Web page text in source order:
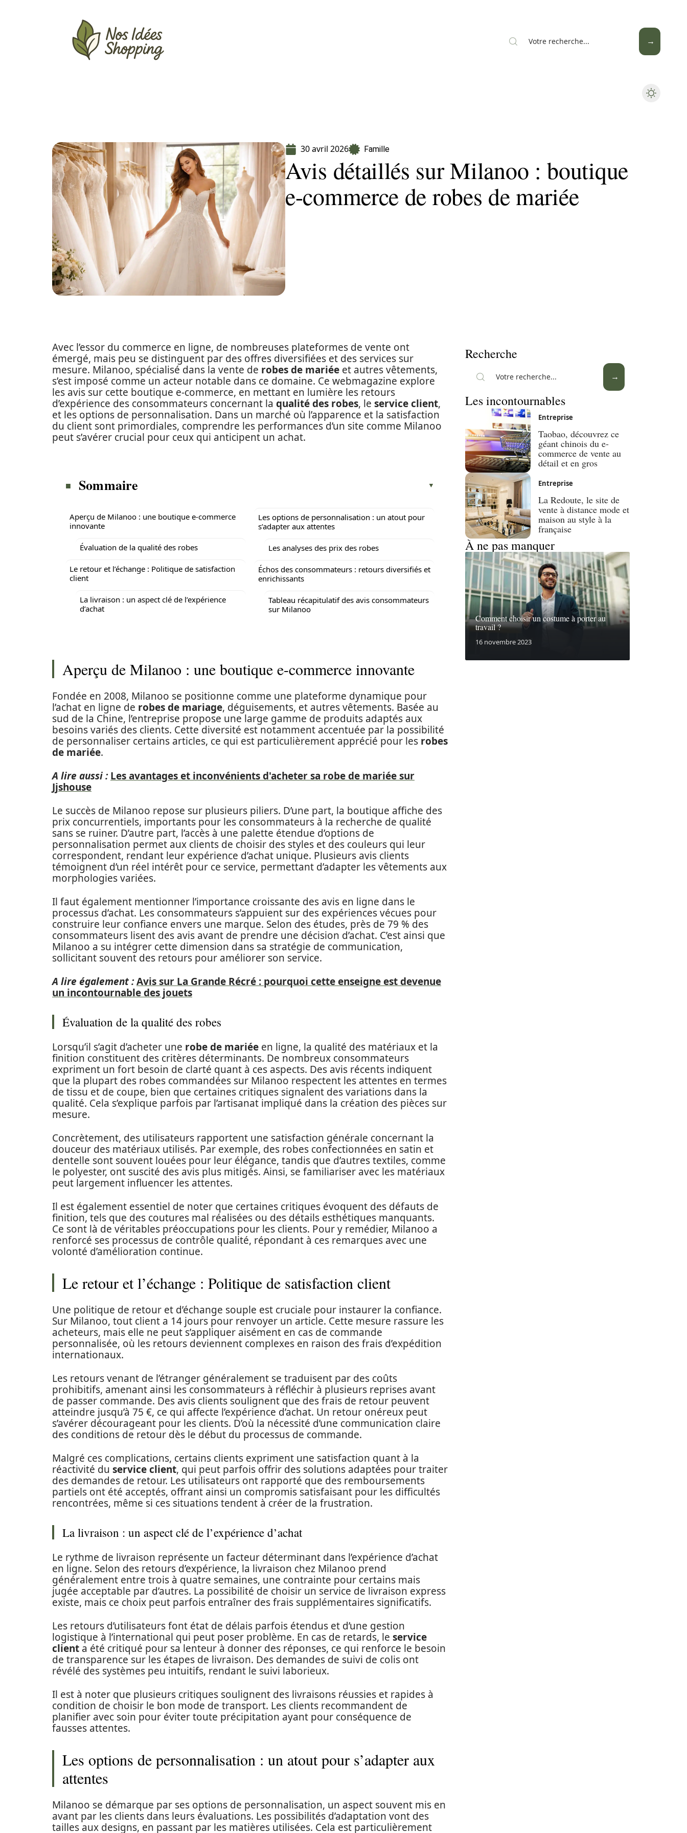
30 avril 2026 Famille
Avis détaillés sur Milanoo : boutique
e-commerce de robes de mariée
Avec l’essor du commerce en ligne, de nombreuses plateformes de vente ont
émergé, mais peu se distinguent par des offres diversifiées et des services sur
mesure. Milanoo, spécialisé dans la vente de robes de mariée et autres vêtements,
s’est imposé comme un acteur notable dans ce domaine. Ce webmagazine explore
les avis sur cette boutique e-commerce, en mettant en lumière les retours
d’expérience des consommateurs concernant la qualité des robes, le service client,
et les options de personnalisation. Dans un marché où l’apparence et la satisfaction
du client sont primordiales, comprendre les performances d’un site comme Milanoo
peut s’avérer crucial pour ceux qui anticipent un achat.
Sommaire
Aperçu de Milanoo : une boutique e-commerce
innovante
Évaluation de la qualité des robes
Le retour et l’échange : Politique de satisfaction
client
La livraison : un aspect clé de l’expérience
d’achat
Les options de personnalisation : un atout pour
s’adapter aux attentes
Les analyses des prix des robes
Échos des consommateurs : retours diversifiés et
enrichissants
Tableau récapitulatif des avis consommateurs
sur Milanoo
Aperçu de Milanoo : une boutique e-commerce innovante
Fondée en 2008, Milanoo se positionne comme une plateforme dynamique pour
l’achat en ligne de robes de mariage, déguisements, et autres vêtements. Basée au
sud de la Chine, l’entreprise propose une large gamme de produits adaptés aux
besoins variés des clients. Cette diversité est notamment accentuée par la possibilité
de personnaliser certains articles, ce qui est particulièrement apprécié pour les robes
de mariée.
A lire aussi : Les avantages et inconvénients d'acheter sa robe de mariée sur
Jjshouse
Le succès de Milanoo repose sur plusieurs piliers. D’une part, la boutique affiche des
prix concurrentiels, importants pour les consommateurs à la recherche de qualité
sans se ruiner. D’autre part, l’accès à une palette étendue d’options de
personnalisation permet aux clients de choisir des styles et des couleurs qui leur
correspondent, rendant leur expérience d’achat unique. Plusieurs avis clients
témoignent d’un réel intérêt pour ce service, permettant d’adapter les vêtements aux
morphologies variées.
Il faut également mentionner l’importance croissante des avis en ligne dans le
processus d’achat. Les consommateurs s’appuient sur des expériences vécues pour
construire leur confiance envers une marque. Selon des études, près de 79 % des
consommateurs lisent des avis avant de prendre une décision d’achat. C’est ainsi que
Milanoo a su intégrer cette dimension dans sa stratégie de communication,
sollicitant souvent des retours pour améliorer son service.
A lire également :Avis sur La Grande Récré : pourquoi cette enseigne est devenue
un incontournable des jouets
Évaluation de la qualité des robes
Lorsqu’il s’agit d’acheter une robe de mariée en ligne, la qualité des matériaux et la
finition constituent des critères déterminants. De nombreux consommateurs
expriment un fort besoin de clarté quant à ces aspects. Des avis récents indiquent
que la plupart des robes commandées sur Milanoo respectent les attentes en termes
de tissu et de coupe, bien que certaines critiques signalent des variations dans la
qualité. Cela s’explique parfois par l’artisanat impliqué dans la création des pièces sur
mesure.
Concrètement, des utilisateurs rapportent une satisfaction générale concernant la
douceur des matériaux utilisés. Par exemple, des robes confectionnées en satin et
dentelle sont souvent louées pour leur élégance, tandis que d’autres textiles, comme
le polyester, ont suscité des avis plus mitigés. Ainsi, se familiariser avec les matériaux
peut largement influencer les attentes.
Il est également essentiel de noter que certaines critiques évoquent des défauts de
finition, tels que des coutures mal réalisées ou des détails esthétiques manquants.
Ce sont là de véritables préoccupations pour les clients. Pour y remédier, Milanoo a
renforcé ses processus de contrôle qualité, répondant à ces remarques avec une
volonté d’amélioration continue.
Le retour et l’échange : Politique de satisfaction client
Une politique de retour et d’échange souple est cruciale pour instaurer la confiance.
Sur Milanoo, tout client a 14 jours pour renvoyer un article. Cette mesure rassure les
acheteurs, mais elle ne peut s’appliquer aisément en cas de commande
personnalisée, où les retours deviennent complexes en raison des frais d’expédition
internationaux.
Les retours venant de l’étranger généralement se traduisent par des coûts
prohibitifs, amenant ainsi les consommateurs à réfléchir à plusieurs reprises avant
de passer commande. Des avis clients soulignent que des frais de retour peuvent
atteindre jusqu’à 75 €, ce qui affecte l’expérience d’achat. Un retour onéreux peut
s’avérer décourageant pour les clients. D’où la nécessité d’une communication claire
des conditions de retour dès le début du processus de commande.
Malgré ces complications, certains clients expriment une satisfaction quant à la
réactivité du service client, qui peut parfois offrir des solutions adaptées pour traiter
des demandes de retour. Les utilisateurs ont rapporté que des remboursements
partiels ont été acceptés, offrant ainsi un compromis satisfaisant pour les difficultés
rencontrées, même si ces situations tendent à créer de la frustration.
La livraison : un aspect clé de l’expérience d’achat
Le rythme de livraison représente un facteur déterminant dans l’expérience d’achat
en ligne. Selon des retours d’expérience, la livraison chez Milanoo prend
généralement entre trois à quatre semaines, une contrainte pour certains mais
jugée acceptable par d’autres. La possibilité de choisir un service de livraison express
existe, mais ce choix peut parfois entraîner des frais supplémentaires significatifs.
Les retours d’utilisateurs font état de délais parfois étendus et d’une gestion
logistique à l’international qui peut poser problème. En cas de retards, le service
client a été critiqué pour sa lenteur à donner des réponses, ce qui renforce le besoin
de transparence sur les étapes de livraison. Des demandes de suivi de colis ont
révélé des systèmes peu intuitifs, rendant le suivi laborieux.
Il est à noter que plusieurs critiques soulignent des livraisons réussies et rapides à
condition de choisir le bon mode de transport. Les clients recommandent de
planifier avec soin pour éviter toute précipitation ayant pour conséquence de
fausses attentes.
Les options de personnalisation : un atout pour s’adapter aux
attentes
Milanoo se démarque par ses options de personnalisation, un aspect souvent mis en
avant par les clients dans leurs évaluations. Les possibilités d’adaptation vont des
tailles aux designs, en passant par les matières utilisées. Cela est particulièrement
Recherche
Les incontournables
Entreprise
Taobao, découvrez ce
géant chinois du e-
commerce de vente au
détail et en gros
Entreprise
La Redoute, le site de
vente à distance mode et
maison au style à la
française
À ne pas manquer
Comment choisir un costume à porter au
travail ?
16 novembre 2023